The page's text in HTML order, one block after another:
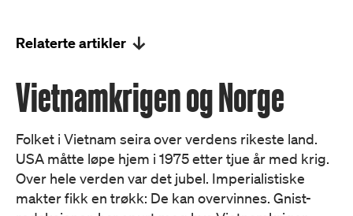
Relaterte artikler
Vietnamkrigen og Norge
Folket i Vietnam seira over verdens rikeste land.
USA måtte løpe hjem i 1975 etter tjue år med krig.
Over hele verden var det jubel. Imperialistiske
makter fikk en trøkk: De kan overvinnes. Gnist-